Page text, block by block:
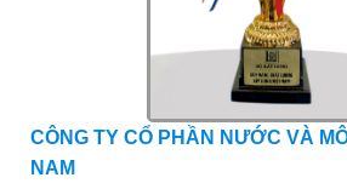
CÔNG TY CỔ PHẦN NƯỚC VÀ
NAM